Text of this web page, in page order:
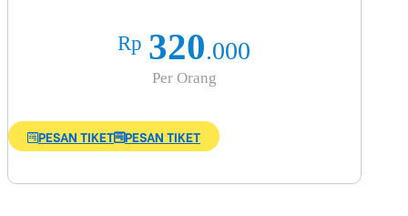
Rp 320.000
Per Orang
PESAN TIKET PESAN TIKET